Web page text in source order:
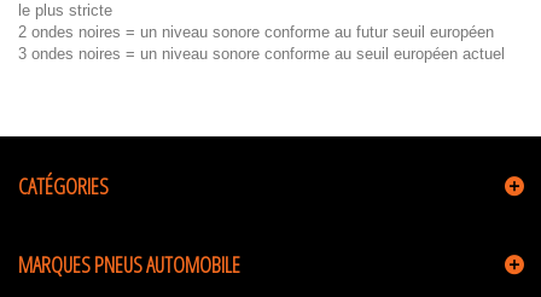
le plus stricte
2 ondes noires = un niveau sonore conforme au futur seuil européen
3 ondes noires = un niveau sonore conforme au seuil européen actuel
CATÉGORIES
MARQUES PNEUS AUTOMOBILE